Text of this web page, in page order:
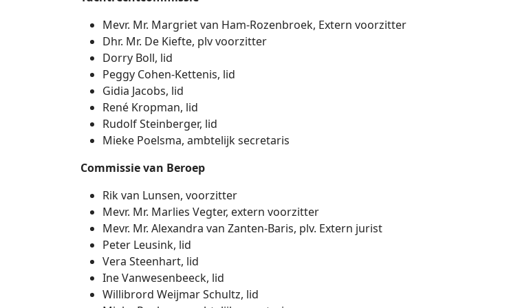
Mevr. Mr. Margriet van Ham-Rozenbroek, Extern voorzitter
Dhr. Mr. De Kiefte, plv voorzitter
Dorry Boll, lid
Peggy Cohen-Kettenis, lid
Gidia Jacobs, lid
René Kropman, lid
Rudolf Steinberger, lid
Mieke Poelsma, ambtelijk secretaris
Commissie van Beroep
Rik van Lunsen, voorzitter
Mevr. Mr. Marlies Vegter, extern voorzitter
Mevr. Mr. Alexandra van Zanten-Baris, plv. Extern jurist
Peter Leusink, lid
Vera Steenhart, lid
Ine Vanwesenbeeck, lid
Willibrord Weijmar Schultz, lid